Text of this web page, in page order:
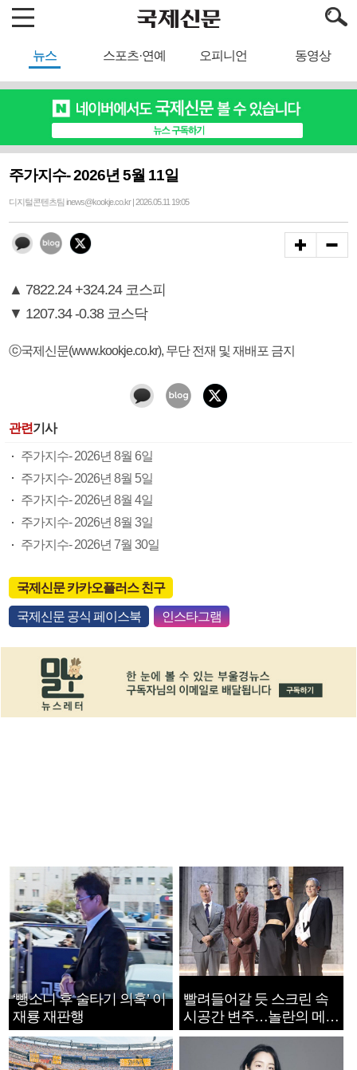
뉴스 스포츠·연예 오피니언 동영상
주가지수- 2026년 5월 11일
디지털콘텐츠팀 inews@kookje.co.kr | 2026.05.11 19:05
▲ 7822.24 +324.24 코스피
▼ 1207.34 -0.38 코스닥
ⓒ국제신문(www.kookje.co.kr), 무단 전재 및 재배포 금지
관련기사
주가지수- 2026년 8월 6일
주가지수- 2026년 8월 5일
주가지수- 2026년 8월 4일
주가지수- 2026년 8월 3일
주가지수- 2026년 7월 30일
국제신문 카카오플러스 친구
국제신문 공식 페이스북 인스타그램
‘뺑소니 후 술타기 의혹’ 이
재룡 재판행
빨려들어갈 듯 스크린 속
시공간 변주…놀란의 메시
지는 ‘전쟁 속죄’